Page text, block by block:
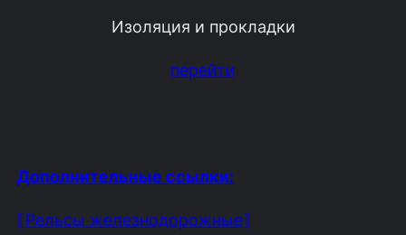
Изоляция и прокладки
перейти
Дополнительные ссылки:
⟦Рельсы железнодорожные⟧